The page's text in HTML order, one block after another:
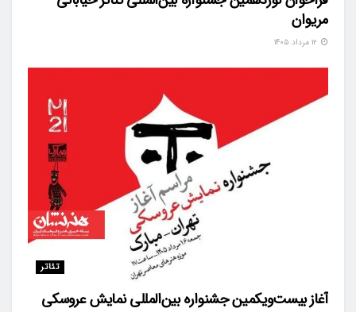
مریوان
تئاتر
آغاز بیست‌ویکمین جشنواره بین‌المللی نمایش عروسکی